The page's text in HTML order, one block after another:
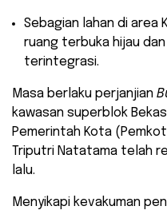
​Sebagian lahan di area
ruang terbuka hijau
terintegrasi.
​Masa berlaku perjanjian
kawasan superblok
Pemerintah Kota
Triputri Natatama telah
lalu.
Menyikapi kevakuman